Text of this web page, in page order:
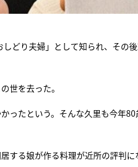
どり夫婦」として知られ、その
世を去った。
ったという。そんな久里も今年80
する娘が作る料理が近所の評判に